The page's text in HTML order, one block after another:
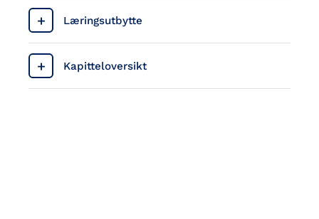
Læringsutbytte
Kapitteloversikt